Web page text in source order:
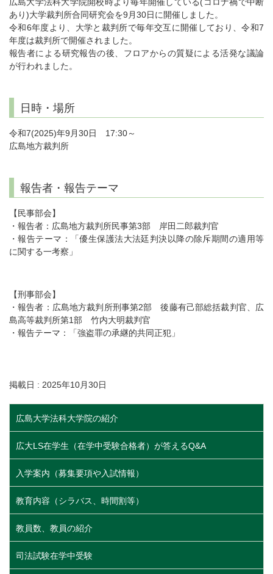
広島大学法科大学院開校時より毎年開催している(コロナ禍で中断
あり)大学裁判所合同研究会を9月30日に開催しました。
令和6年度より、大学と裁判所で毎年交互に開催しており、令和7
年度は裁判所で開催されました。
報告者による研究報告の後、フロアからの質疑による活発な議論
が行われました。
日時・場所
令和7(2025)年9月30日 17:30～
広島地方裁判所
報告者・報告テーマ
【民事部会】
・報告者：広島地方裁判所民事第3部 岸田二郎裁判官
・報告テーマ：「優生保護法大法廷判決以降の除斥期間の適用等
に関する一考察」
【刑事部会】
・報告者：広島地方裁判所刑事第2部 後藤有己部総括裁判官、広
島高等裁判所第1部 竹内大明裁判官
・報告テーマ：「強盗罪の承継的共同正犯」
掲載日 : 2025年10月30日
広島大学法科大学院の紹介
広大LS在学生（在学中受験合格者）が答えるQ&A
入学案内（募集要項や入試情報）
教育内容（シラバス、時間割等）
教員数、教員の紹介
司法試験在学中受験